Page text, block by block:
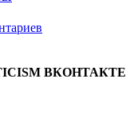
ВКОНТАКТЕ